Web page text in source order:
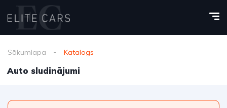
Sākumlapa Katalogs
Auto sludinājumi